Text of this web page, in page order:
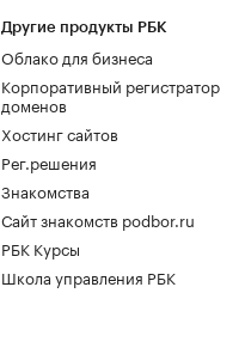
Другие продукты РБК
Облако для бизнеса
Корпоративный регистратор
доменов
Хостинг сайтов
Рег.решения
Знакомства
Сайт знакомств podbor.ru
РБК Курсы
Школа управления РБК